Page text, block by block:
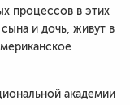
процессов в этих
и дочь, живут в
академии